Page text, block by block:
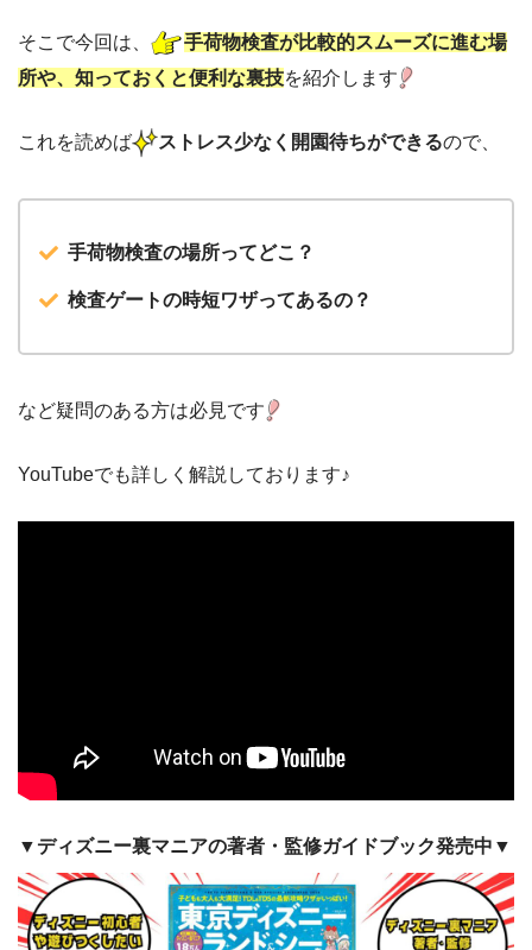
そこで今回は、
手荷物検査が比較的スムーズに進む場
所や、知っておくと便利な裏技を紹介します
これを読めば ストレス少なく開園待ちができるので、
手荷物検査の場所ってどこ？
検査ゲートの時短ワザってあるの？
など疑問のある方は必見です
YouTubeでも詳しく解説しております♪
▼ディズニー裏マニアの著者・監修ガイドブック発売中▼